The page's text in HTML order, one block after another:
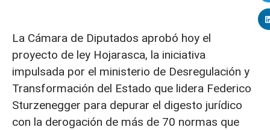
La Cámara de Diputados aprobó hoy el
proyecto de ley Hojarasca, la iniciativa
impulsada por el ministerio de Desregulación y
Transformación del Estado que lidera Federico
Sturzenegger para depurar el digesto jurídico
con la derogación de más de 70 normas que